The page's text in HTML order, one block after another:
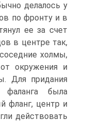
делалось у
по фронту и в
ее за счет
в центре так,
холмы,
окружения и
Для придания
фаланга была
фланг, центр и
действовать